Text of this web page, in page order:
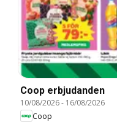
Coop erbjudanden
10/08/2026- 16/08/2026
Coop